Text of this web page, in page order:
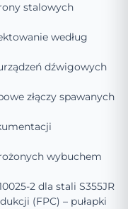
stalowych
według
dźwigowych
złączy spawanych
wybuchem
2 dla stali S355JR
(FPC) – pułapki